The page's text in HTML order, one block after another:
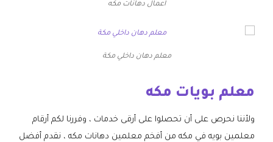
اعمال دهانات مكه
معلم دهان داخلي مكة
معلم بويات مكه
ولأننا نحرص على أن تحصلوا على أرقى خدمات ، وفررنا لكم أرقام
معلمين بويه في مكه من أفخم معلمين دهانات مكه ، نقدم أفضل